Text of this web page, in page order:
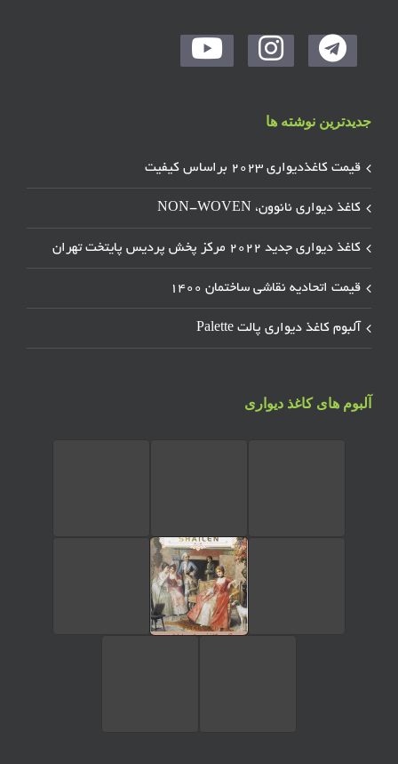
جدیدترین نوشته ها
قیمت کاغذدیواری ۲۰۲۳ براساس کیفیت
کاغذ دیواری نانوون، NON-WOVEN
کاغذ دیواری جدید ۲۰۲۲ مرکز پخش پردیس پایتخت تهران
قیمت اتحادیه نقاشی ساختمان ۱۴۰۰
آلبوم کاغذ دیواری پالت Palette
آلبوم های کاغذ دیواری